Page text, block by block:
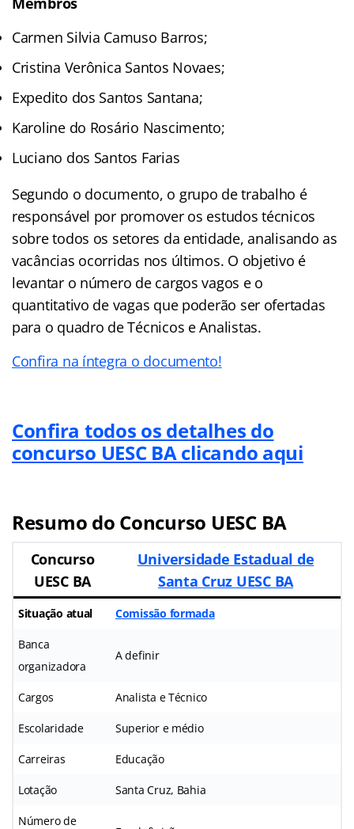
Carmen Silvia Camuso Barros;
Cristina Verônica Santos Novaes;
Expedito dos Santos Santana;
Karoline do Rosário Nascimento;
Luciano dos Santos Farias
Segundo o documento, o grupo de trabalho é
responsável por promover os estudos técnicos
sobre todos os setores da entidade, analisando as
vacâncias ocorridas nos últimos. O objetivo é
levantar o número de cargos vagos e o
quantitativo de vagas que poderão ser ofertadas
para o quadro de Técnicos e Analistas.
Confira na íntegra o documento!
Confira todos os detalhes do
concurso UESC BA clicando aqui
Resumo do Concurso UESC BA
Concurso
UESC BA
Universidade Estadual de
Santa Cruz UESC BA
Situação atual Comissão formada
Banca
organizadora
A definir
Cargos Analista e Técnico
Escolaridade Superior e médio
Carreiras Educação
Lotação Santa Cruz, Bahia
Número de